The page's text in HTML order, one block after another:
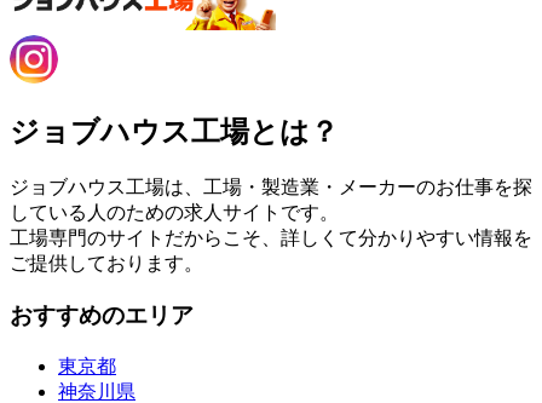
ジョブハウス工場とは？
ジョブハウス工場は、工場・製造業・メーカーのお仕事を探
している人のための求人サイトです。
工場専門のサイトだからこそ、詳しくて分かりやすい情報を
ご提供しております。
おすすめのエリア
東京都
神奈川県